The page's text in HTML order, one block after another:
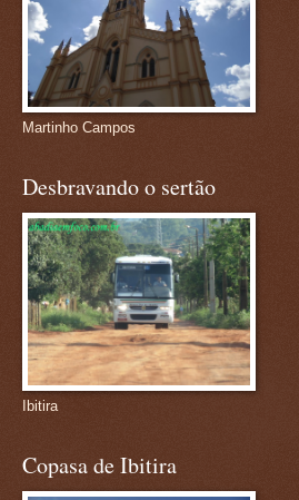
Martinho Campos
Desbravando o sertão
Ibitira
Copasa de Ibitira